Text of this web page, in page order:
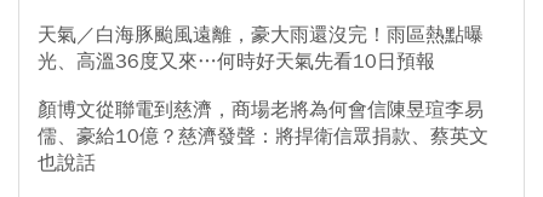
天氣／白海豚颱風遠離，豪大雨還沒完！雨區熱點曝
光、高溫36度又來…何時好天氣先看10日預報
顏博文從聯電到慈濟，商場老將為何會信陳昱瑄李易
儒、豪給10億？慈濟發聲：將捍衛信眾捐款、蔡英文
也說話